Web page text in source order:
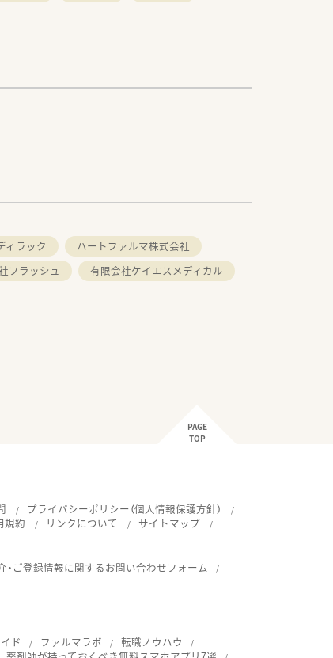
ィラック
ハートファルマ株式会社
フラッシュ
有限会社ケイエスメディカル
PAGE
TOP
プライバシーポリシー（個人情報保護方針）
規約 リンクについて
サイトマップ
・ご登録情報に関するお問い合わせフォーム
ド ファルマラボ
転職ノウハウ